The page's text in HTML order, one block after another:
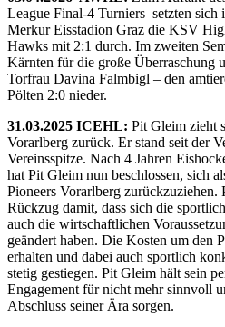
League Final-4 Turniers setzten sich
Merkur Eisstadion Graz die KSV
Hawks mit 2:1 durch. Im zweiten
Kärnten für die große Überraschung
Torfrau Davina Falmbigl – den
Pölten 2:0 nieder.
31.03.2025 ICEHL: Pit Gleim zieht
Vorarlberg zurück. Er stand seit der
Vereinsspitze. Nach 4 Jahren
hat Pit Gleim nun beschlossen, sich
Pioneers Vorarlberg zurückzuziehen.
Rückzug damit, dass sich die
auch die wirtschaftlichen
geändert haben. Die Kosten um den
erhalten und dabei auch sportlich
stetig gestiegen. Pit Gleim hält sein
Engagement für nicht mehr sinnvoll
Abschluss seiner Ära sorgen.